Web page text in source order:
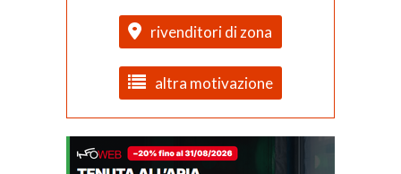
rivenditori di zona
altra motivazione